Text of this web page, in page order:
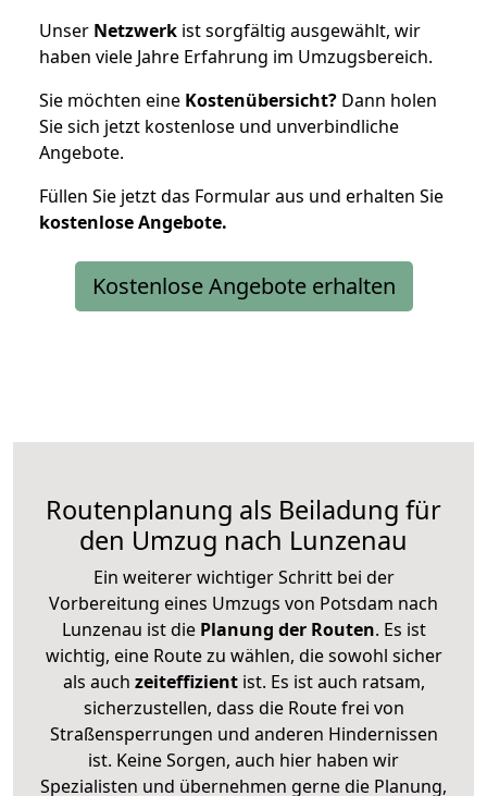
Unser Netzwerk ist sorgfältig ausgewählt, wir
haben viele Jahre Erfahrung im Umzugsbereich.
Sie möchten eine Kostenübersicht? Dann holen
Sie sich jetzt kostenlose und unverbindliche
Angebote.
Füllen Sie jetzt das Formular aus und erhalten Sie
kostenloseAngebote.
Kostenlose Angebote erhalten
Routenplanung als Beiladung für
den Umzug nach Lunzenau
Ein weiterer wichtiger Schritt bei der
Vorbereitung eines Umzugs von Potsdam nach
Lunzenau ist diePlanung der Routen. Es ist
wichtig, eine Route zu wählen, die sowohl sicher
als auch zeiteffizientist. Es ist auch ratsam,
sicherzustellen, dass die Route frei von
Straßensperrungen und anderen Hindernissen
ist. Keine Sorgen, auch hier haben wir
Spezialisten und übernehmen gerne die Planung,